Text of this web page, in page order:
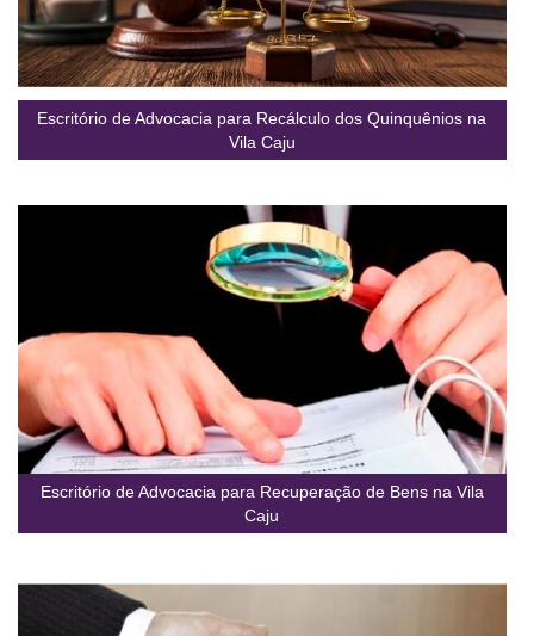
Escritório de Advocacia para Recálculo dos Quinquênios na
Vila Caju
Escritório de Advocacia para Recuperação de Bens na Vila
Caju